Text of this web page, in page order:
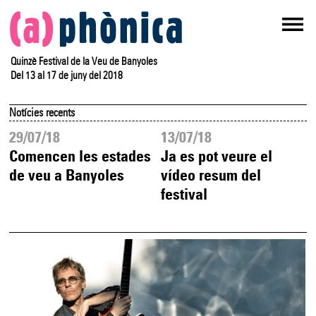
Quinzè Festival de la Veu de Banyoles
Del 13 al 17 de juny del 2018
Notícies recents
29/07/18
Comencen les estades
de veu a Banyoles
13/07/18
Ja es pot veure el
vídeo resum del
festival